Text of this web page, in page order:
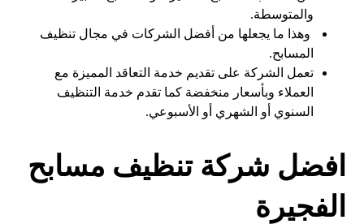
والمتوسطة.
وهذا ما يجعلها من أفضل الشركات في مجال تنظيف
المسابح.
تعمل الشركة على تقديم خدمة التعاقد المميزة مع
العملاء وبأسعار منخفضة كما تقدم خدمة التنظيف
السنوي أو الشهري أو الأسبوعي.
افضل شركة تنظيف مسابح
الفجيرة